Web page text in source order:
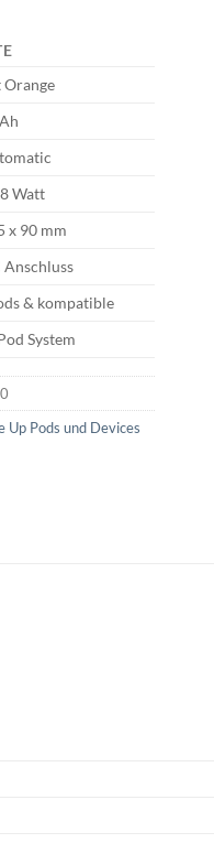
Orange
Watt
x 90 mm
Anschluss
& kompatible
System
Up Pods und Devices